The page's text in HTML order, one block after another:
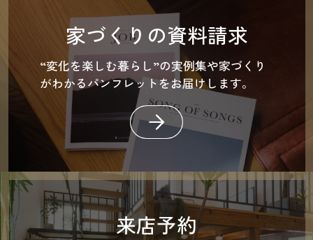
家づくりの資料請求
“変化を楽しむ暮らし”の実例集や家づくり
がわかるパンフレットをお届けします。
来店予約